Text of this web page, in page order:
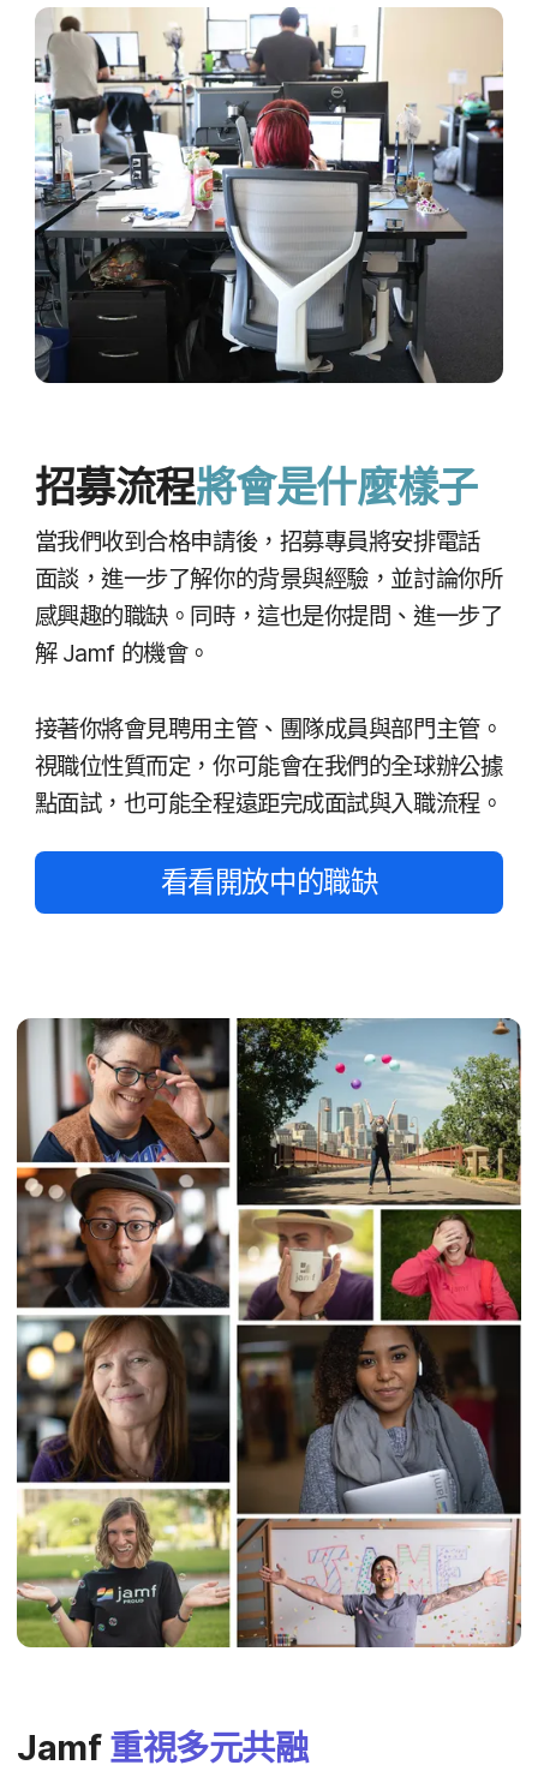
招募​流程將​會​是​什麼樣子
當​我們​收到​合格​申請​後，​招募​專員​將​安排​電話​
面談，​進一步​了​解你​的​背景​與​經驗，​並​討論​你​所​
感​興趣​的​職缺。​同時，​這​也​是​你​提問、​進一步​了​
解Jamf 的​機會。
接​著​你​將​會​見​聘用​主管、​團隊​成員​與​部門​主管。​
視職位性質​而定，​你​可能​會​在​我們​的​全球​辦​公據​
點面試，​也​可能​全程​遠距​完成​面試​與​入職​流程。
看​看​開放​中​的​職缺
Jamf 重視​多​元​共融